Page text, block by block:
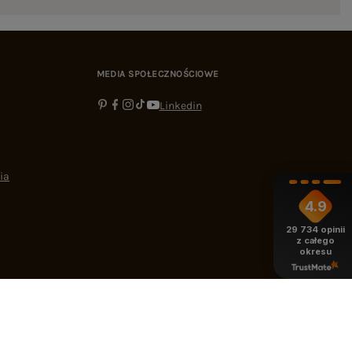
MEDIA SPOŁECZNOŚCIOWE
Linkedin
4.9
29 734 opinii
z całego
okresu